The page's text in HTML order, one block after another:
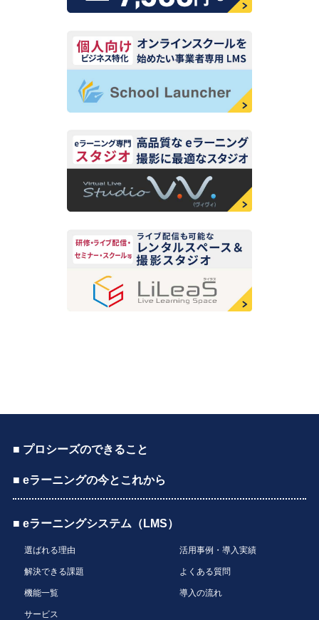
■ プロシーズのできること
■ eラーニングの今とこれから
■ eラーニングシステム（LMS）
選ばれる理由
解決できる課題
機能一覧
サービス
活用事例・導入実績
よくある質問
導入の流れ